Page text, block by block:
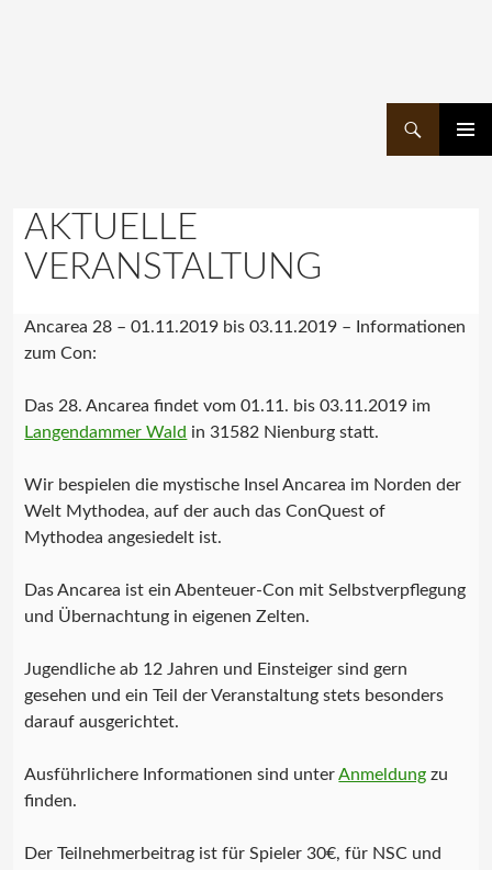
AKTUELLE
VERANSTALTUNG
Ancarea 28 – 01.11.2019 bis 03.11.2019 – Informationen
zum Con:
Das 28. Ancarea findet vom 01.11. bis 03.11.2019 im
Langendammer Wald in 31582 Nienburg statt.
Wir bespielen die mystische Insel Ancarea im Norden der
Welt Mythodea, auf der auch das ConQuest of
Mythodea angesiedelt ist.
Das Ancarea ist ein Abenteuer-Con mit Selbstverpflegung
und Übernachtung in eigenen Zelten.
Jugendliche ab 12 Jahren und Einsteiger sind gern
gesehen und ein Teil der Veranstaltung stets besonders
darauf ausgerichtet.
Ausführlichere Informationen sind unterAnmeldung zu
finden.
Der Teilnehmerbeitrag ist für Spieler 30€, für NSC und